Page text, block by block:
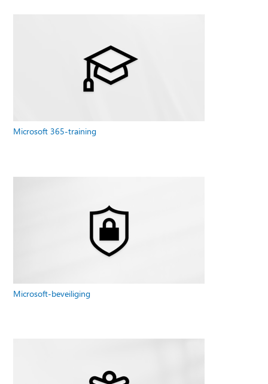
Microsoft 365-training
Microsoft-beveiliging